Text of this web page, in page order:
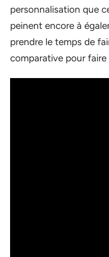
personnalisation que
peinent encore à
prendre le temps de
comparative pour faire